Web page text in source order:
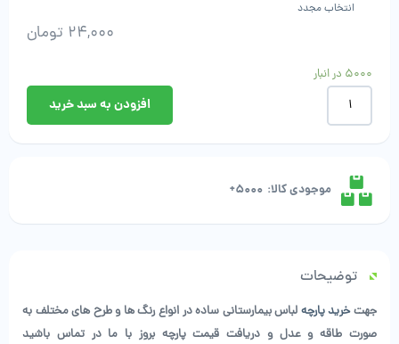
انتخاب مجدد
24,000 تومان
5000 در انبار
پارچه
عدد
افزودن به سبد خرید
موجودی کالا: 5000+
توضیحات
جهتخرید پارچه لباس بیمارستانی ساده در انواع رنگ ها و طرح های مختلف به
صورت طاقه و عدل و دریافت قیمت پارچه بروز با ما در تماس باشید